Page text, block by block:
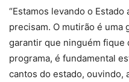
“Estamos levando o
precisam. O mutirão é uma
garantir que ninguém fique
programa, é fundamental
cantos do estado, ouvindo,